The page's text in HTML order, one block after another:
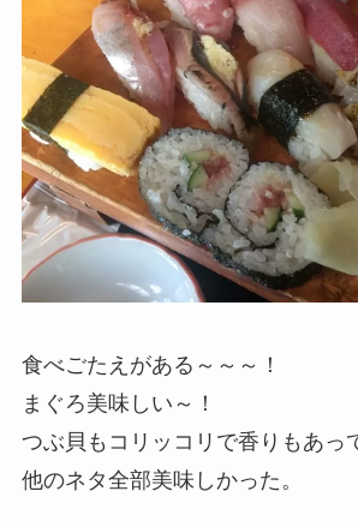
食べごたえがある～～～！
まぐろ美味しい～！
つぶ貝もコリッコリで香りもあっ
他のネタ全部美味しかった。